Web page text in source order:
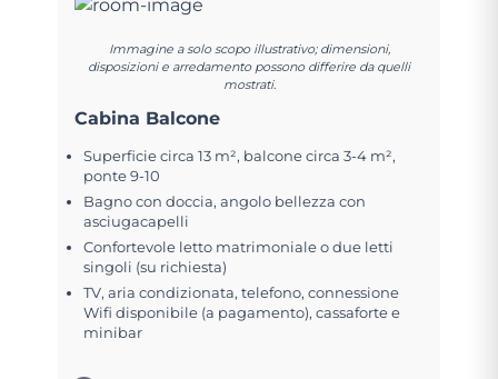
Immagine a solo scopo illustrativo; dimensioni,
disposizioni e arredamento possono differire da quelli
mostrati.
Cabina Balcone
Superficie circa 13 m², balcone circa 3-4 m²,
ponte 9-10
Bagno con doccia, angolo bellezza con
asciugacapelli
Confortevole letto matrimoniale o due letti
singoli (su richiesta)
TV, aria condizionata, telefono, connessione
Wifi disponibile (a pagamento), cassaforte e
minibar